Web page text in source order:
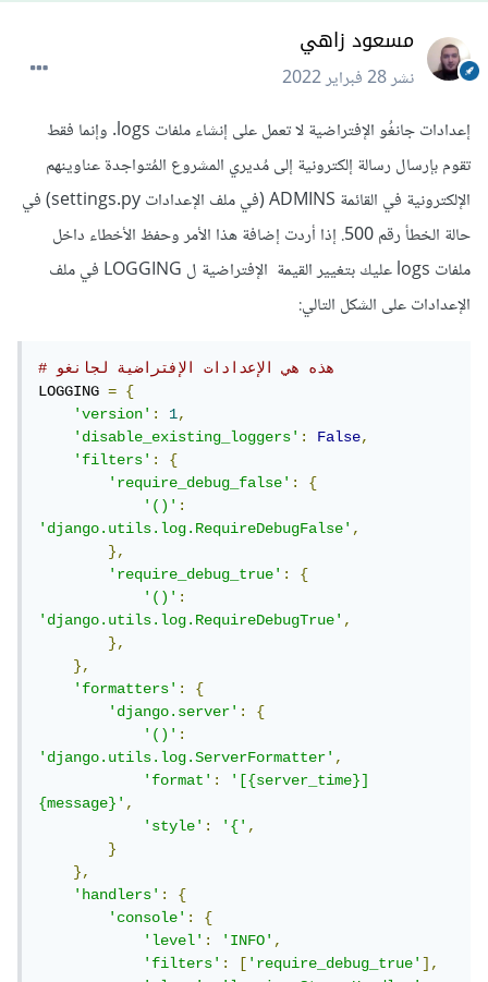
مسعود زاهي
نشر28 فبراير 2022
إعدادات جانغُو الإفتراضية لا تعمل على إنشاء ملفات logs. وإنما فقط
تقوم بإرسال رسالة إلكترونية إلى مُديري المشروع المُتواجدة عناوينهم
الإلكترونية في القائمة ADMINS (في ملف الإعدادات settings.py) في
حالة الخطأ رقم 500. إذا أردت إضافة هذا الأمر وحفظ الأخطاء داخل
ملفات logs عليك بتغيير القيمة الإفتراضية ل LOGGING في ملف
الإعدادات على الشكل التالي:
# هذه هي الإعدادات الإفتراضية لجانغو
LOGGING =
{
'version': 1,
'disable_existing_loggers': False,
'filters':
{
'require_debug_false':
{
'()':
'django.utils.log.RequireDebugFalse',
},
'require_debug_true':
{
'()':
'django.utils.log.RequireDebugTrue',
},
},
'formatters':
{
'django.server':
{
'()':
'django.utils.log.ServerFormatter',
'format':
'[{server_time}]
{message}',
'style': '{',
}
},
'handlers':
{
'console':
{
'level': 'INFO',
'filters': ['require_debug_true'],